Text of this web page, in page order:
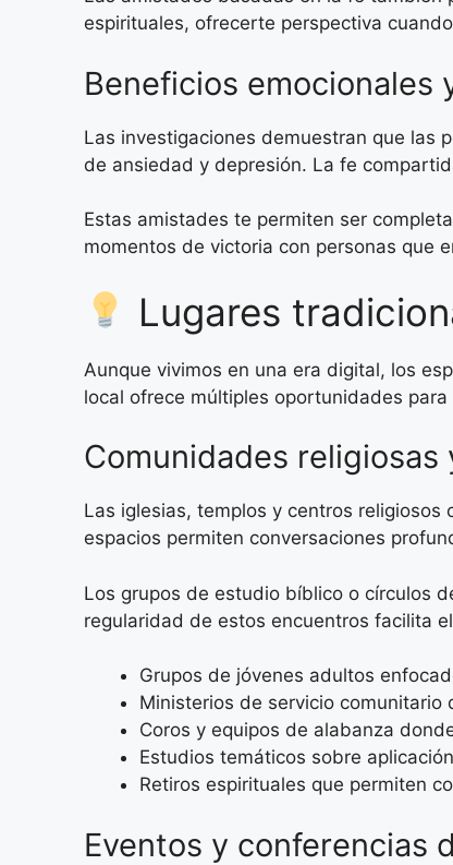
espirituales, ofrecerte perspectiva
Beneficios emocionales
Las investigaciones demuestran que las
de ansiedad y depresión. La fe
Estas amistades te permiten ser
momentos de victoria con personas que
Lugares
Aunque vivimos en una era digital, los
local ofrece múltiples oportunidades
Comunidades
Las iglesias, templos y centros
espacios permiten conversaciones
Los grupos de estudio bíblico o círculos
regularidad de estos encuentros facilita
Grupos de jóvenes adultos
Ministerios de servicio comunitario
Coros y equipos de alabanza
Estudios temáticos sobre
Retiros espirituales que permiten
Eventos y conferencias